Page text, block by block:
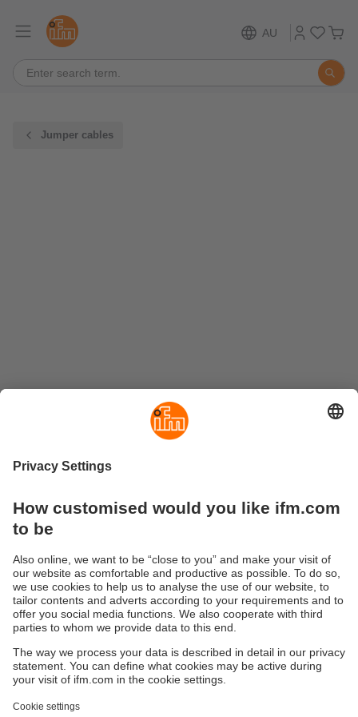
AU
Jumper cables